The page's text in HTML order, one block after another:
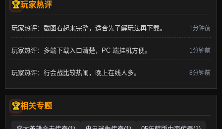
玩家热评
玩家热评：截图看起来完整，适合先了解玩法再下载。 1分钟前
玩家热评：多端下载入口清楚，PC 端挂机方便。 1分钟前
玩家热评：行会战比较热闹，晚上在线人多。 8分钟前
相关专题